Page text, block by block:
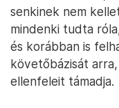
senkinek nem
mindenki tudta
és korábban is
követőbázisát
ellenfeleit támadja.